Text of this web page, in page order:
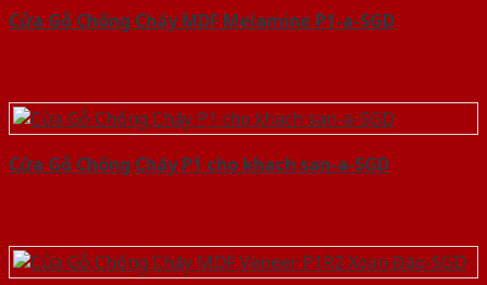
Cửa Gỗ Chống Cháy MDF Melamine P1-a-SGD
Cửa Gỗ Chống Cháy P1 cho khach san-a-SGD